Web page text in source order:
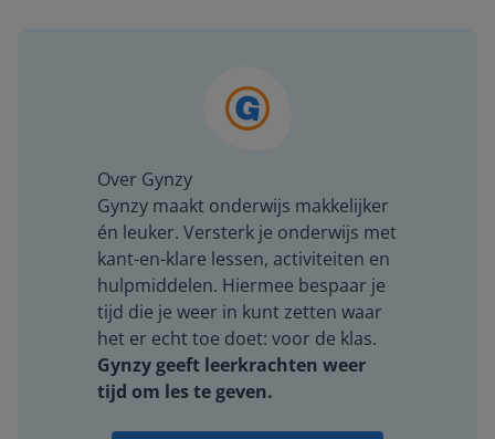
Over Gynzy
Gynzy maakt onderwijs makkelijker
én leuker. Versterk je onderwijs met
kant-en-klare lessen, activiteiten en
hulpmiddelen. Hiermee bespaar je
tijd die je weer in kunt zetten waar
het er echt toe doet: voor de klas.
Gynzy geeft leerkrachten weer
tijd om les te geven.